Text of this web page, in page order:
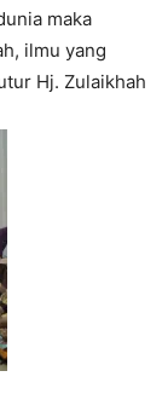
maka
ilmu yang
Hj. Zulaikhah